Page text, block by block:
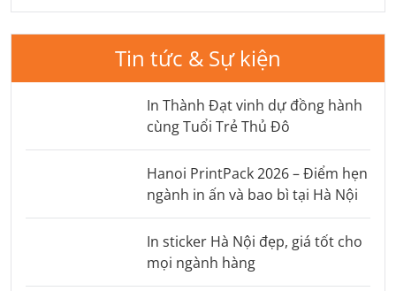
Tin tức & Sự kiện
In Thành Đạt vinh dự đồng hành
cùng Tuổi Trẻ Thủ Đô
Hanoi PrintPack 2026 – Điểm hẹn
ngành in ấn và bao bì tại Hà Nội
In sticker Hà Nội đẹp, giá tốt cho
mọi ngành hàng